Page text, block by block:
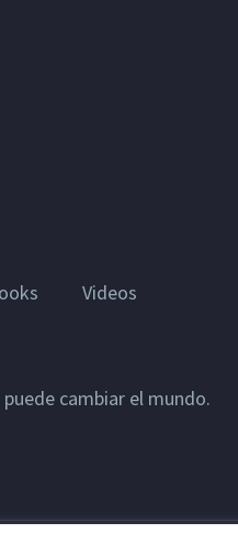
Videos
cambiar el mundo.